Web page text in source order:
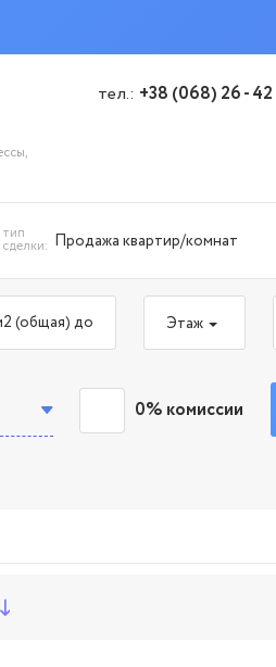
тел.: +38 (068) 26 - 42
тип
сделки: Продажа квартир/комнат
Этаж
0% комиссии